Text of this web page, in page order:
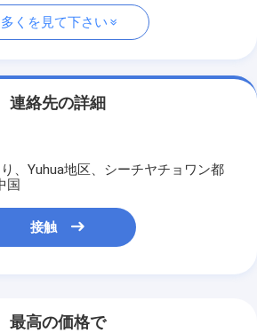
多くを見て下さい
連絡先の詳細
、Yuhua地区、シーチヤチョワン都
国
接触
最高の価格で